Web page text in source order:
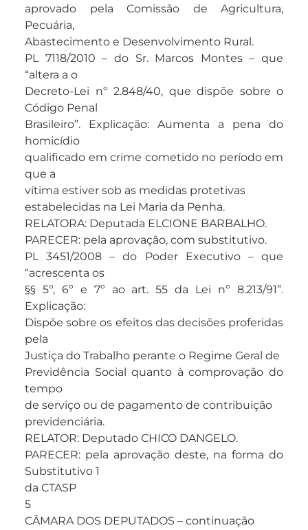
aprovado pela Comissão de Agricultura,
Pecuária,
Abastecimento e Desenvolvimento Rural.
PL 7118/2010 – do Sr. Marcos Montes – que
“altera a o
Decreto-Lei nº 2.848/40, que dispõe sobre o
Código Penal
Brasileiro”. Explicação: Aumenta a pena do
homicídio
qualificado em crime cometido no período em
que a
vítima estiver sob as medidas protetivas
estabelecidas na Lei Maria da Penha.
RELATORA: Deputada ELCIONE BARBALHO.
PARECER: pela aprovação, com substitutivo.
PL 3451/2008 – do Poder Executivo – que
“acrescenta os
§§ 5º, 6º e 7º ao art. 55 da Lei nº 8.213/91”.
Explicação:
Dispõe sobre os efeitos das decisões proferidas
pela
Justiça do Trabalho perante o Regime Geral de
Previdência Social quanto à comprovação do
tempo
de serviço ou de pagamento de contribuição
previdenciária.
RELATOR: Deputado CHICO DANGELO.
PARECER: pela aprovação deste, na forma do
Substitutivo 1
da CTASP
5
CÂMARA DOS DEPUTADOS – continuação